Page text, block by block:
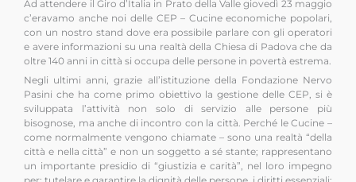
Ad attendere il Giro d’Italia in Prato della Valle giovedì 23 maggio
c’eravamo anche noi delle CEP – Cucine economiche popolari,
con un nostro stand dove era possibile parlare con gli operatori
e avere informazioni su una realtà della Chiesa di Padova che da
oltre 140 anni in città si occupa delle persone in povertà estrema.
Negli ultimi anni, grazie all’istituzione della Fondazione Nervo
Pasini che ha come primo obiettivo la gestione delle CEP, si è
sviluppata l’attività non solo di servizio alle persone più
bisognose, ma anche di incontro con la città. Perché le Cucine –
come normalmente vengono chiamate – sono una realtà “della
città e nella città” e non un soggetto a sé stante; rappresentano
un importante presidio di “giustizia e carità”, nel loro impegno